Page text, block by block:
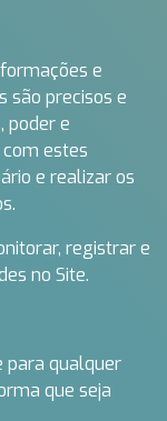
e
são precisos e
poder e
estes
e realizar os
registrar e
no Site.
para qualquer
que seja